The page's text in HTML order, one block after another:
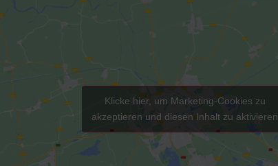
Klicke hier, um Marketing-Cookies zu
akzeptieren und diesen Inhalt zu aktivieren